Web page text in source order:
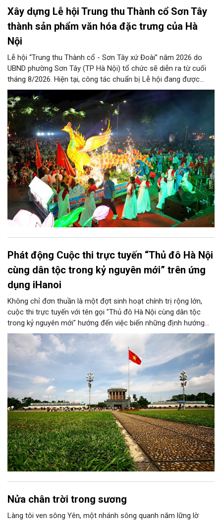
Xây dựng Lễ hội Trung thu Thành cổ Sơn Tây
thành sản phẩm văn hóa đặc trưng của Hà
Nội
Lễ hội “Trung thu Thành cổ - Sơn Tây xứ Đoài” năm 2026 do
UBND phường Sơn Tây (TP Hà Nội) tổ chức sẽ diễn ra từ cuối
tháng 8/2026. Hiện tại, công tác chuẩn bị Lễ hội đang được
chính quyền phường Sơn Tây cùng các phòng, ban, ngành, đơn
vị và 25 tổ dân phố khẩn trương triển khai, tạo khí thế sôi nổi,
sẵn sàng mang đến cho Nhân dân và du khách một mùa Trung
thu quy mô, đặc sắc và giàu bản sắc văn hóa xứ Đoài.
Phát động Cuộc thi trực tuyến “Thủ đô Hà Nội
cùng dân tộc trong kỷ nguyên mới” trên ứng
dụng iHanoi
Không chỉ đơn thuần là một đợt sinh hoạt chính trị rộng lớn,
cuộc thi trực tuyến với tên gọi "Thủ đô Hà Nội cùng dân tộc
trong kỷ nguyên mới" hướng đến việc biến những định hướng
chiến lược trong Nghị quyết số 02-NQ/TW của Bộ Chính trị
thành niềm tin, thành nhận thức chung của mỗi người dân.
Nửa chân trời trong sương
Làng tôi ven sông Yên, một nhánh sông quanh năm lững lờ